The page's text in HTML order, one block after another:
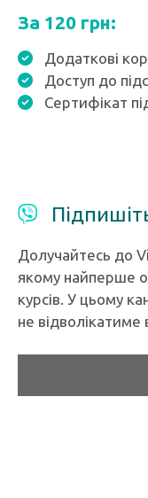
За 120 грн:
Додаткові
Доступ до
Сертифікат
Долучайтесь до
якому найперше
курсів. У цьому
не відволікатиме